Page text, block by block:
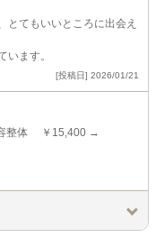
とてもいいところに出会え
います。
[投稿日] 2026/01/21
容整体 ￥15,400 →